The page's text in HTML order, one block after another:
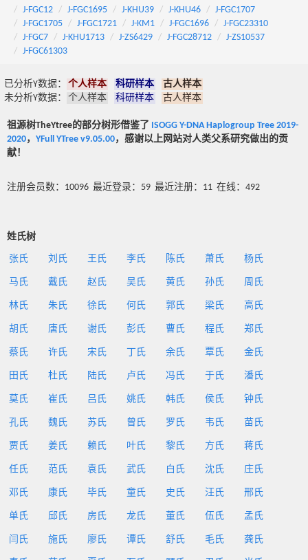
J-FGC12
J-FGC1695 J-KHU39 J-KHU46
J-FGC1707
J-FGC1705
J-FGC1721 J-KM1 J-FGC1696
J-FGC23310
J-FGC7
J-KHU1713 J-ZS6429 J-FGC28712
J-ZS10537
J-FGC61303
已分析Y数据： 个人样本 科研样本
古人样本
未分析Y数据：
个人样本 科研样本 古人样本
祖源树TheYtree的部分树形借鉴了 ISOGG Y-DNA Haplogroup Tree 2019-
2020， YFull YTree v9.05.00，感谢以上网站对人类父系研究做出的贡
献！
注册会员数：10096 最近登录：59 最近注册：11 在线：492
姓氏树
张氏 刘氏 王氏 李氏 陈氏 萧氏 杨氏
马氏 戴氏 赵氏 吴氏 黄氏 孙氏 周氏
林氏 朱氏 徐氏 何氏 郭氏 梁氏 高氏
胡氏 唐氏 谢氏 彭氏 曹氏 程氏 郑氏
蔡氏 许氏 宋氏 丁氏 余氏 覃氏 金氏
田氏 杜氏 陆氏 卢氏 冯氏 于氏 潘氏
莫氏 崔氏 吕氏 姚氏 韩氏 侯氏 钟氏
孔氏 魏氏 苏氏 曾氏 罗氏 韦氏 苗氏
贾氏 姜氏 赖氏 叶氏 黎氏 方氏 蒋氏
任氏 范氏 袁氏 武氏 白氏 沈氏 庄氏
邓氏 康氏 毕氏 童氏 史氏 汪氏 邢氏
单氏 邱氏 房氏 龙氏 董氏 伍氏 孟氏
闫氏 施氏 廖氏 谭氏 舒氏 毛氏 龚氏